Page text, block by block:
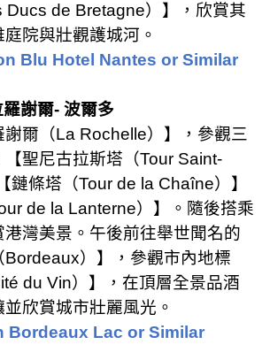
Ducs de Bretagne）】，欣賞其
院與壯觀護城河。
Blu Hotel Nantes or Similar
羅謝爾- 波爾多
謝爾（La Rochelle）】，參觀三
聖尼古拉斯塔（Tour Saint-
鏈條塔（Tour de la Chaîne）】
de la Lanterne）】。隨後搭乘
灣美景。午後前往舉世聞名的
Bordeaux）】，參觀市內地標
du Vin）】，在頂層全景品酒
欣賞城市壯麗風光。
Bordeaux Lac or Similar